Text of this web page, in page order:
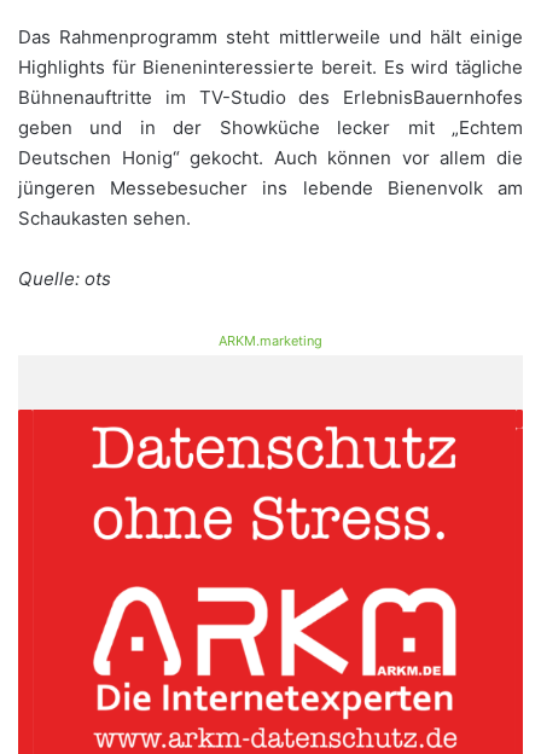
Das Rahmenprogramm steht mittlerweile und hält einige
Highlights für Bieneninteressierte bereit. Es wird tägliche
Bühnenauftritte im TV-Studio des ErlebnisBauernhofes
geben und in der Showküche lecker mit „Echtem
Deutschen Honig“ gekocht. Auch können vor allem die
jüngeren Messebesucher ins lebende Bienenvolk am
Schaukasten sehen.
Quelle: ots
ARKM.marketing